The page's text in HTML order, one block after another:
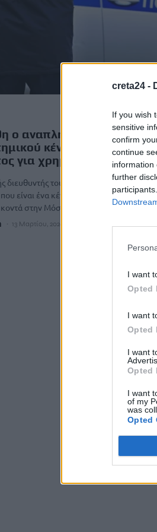
creta24 -
If you wish
sensitive
confirm
continue
information
further
I want
Opted
I want
Opted
I want
Opted
I want
of my
was
Opted
ο αναπληρωτής
κέντρου της Ρωσίας
για χρηματισμό
διευθυντής του διαστημικού κέντρου
είναι ένα κέντρο εκπαίδευσης
στην Μόσχα,…
13 Μαρτίου, 2026